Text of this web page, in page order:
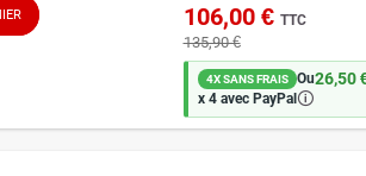
106,00 € TTC
135,90 €
4X SANS FRAIS Ou26,50
x 4 avec PayPal🛈